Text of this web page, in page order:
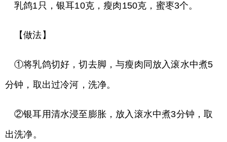
乳鸽1只，银耳10克，瘦肉150克，蜜枣3个。
【做法】
①将乳鸽切好，切去脚，与瘦肉同放入滚水中煮5
分钟，取出过冷河，洗净。
②银耳用清水浸至膨胀，放入滚水中煮3分钟，取
出洗净。